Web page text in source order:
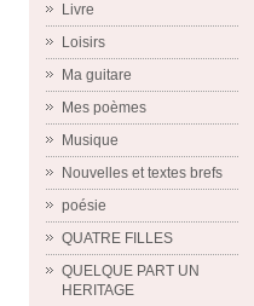
Livre
Loisirs
Ma guitare
Mes poèmes
Musique
Nouvelles et textes brefs
poésie
QUATRE FILLES
QUELQUE PART UN
HERITAGE